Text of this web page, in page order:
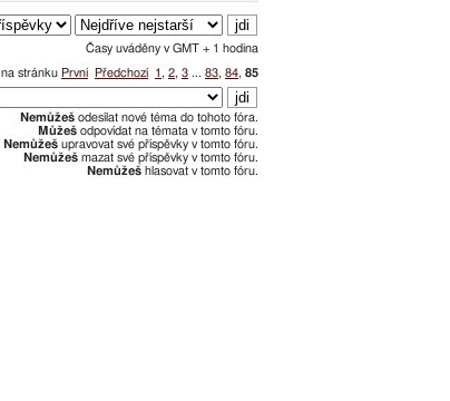
Časy uváděny v GMT + 1 hodina
stránku První Předchozí 1 , 2, 3 ... 83, 84, 85
Nemůžeš odesílat nové téma do tohoto fóra.
Můžeš odpovídat na témata v tomto fóru.
Nemůžeš upravovat své příspěvky v tomto fóru.
Nemůžeš mazat své příspěvky v tomto fóru.
Nemůžeš hlasovat v tomto fóru.